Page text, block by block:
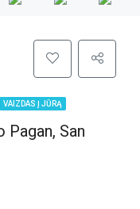
VAIZDAS Į JŪRĄ
Pagan, San